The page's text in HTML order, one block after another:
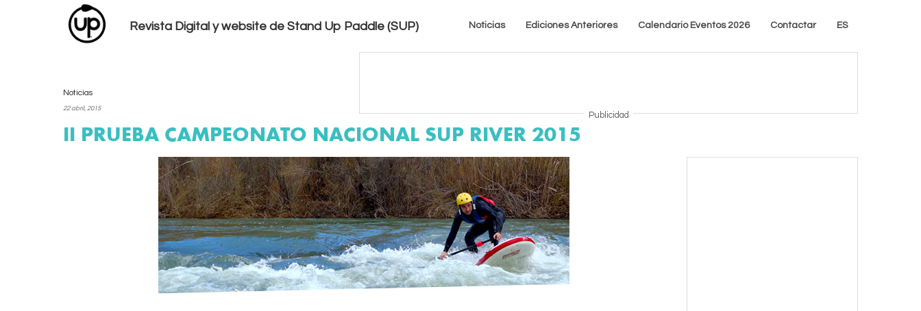
Revista Digital y website de Stand Up Paddle (SUP) Noticias Ediciones Anteriores Calendario Eventos 2026 Contactar ES
Publicidad
Noticias
22 abril, 2015
II PRUEBA CAMPEONATO NACIONAL SUP RIVER 2015